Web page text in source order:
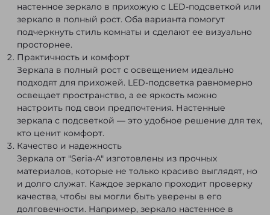
настенное зеркало в прихожую с LED-подсветкой или
зеркало в полный рост. Оба варианта помогут
подчеркнуть стиль комнаты и сделают ее визуально
просторнее.
Практичность и комфорт
Зеркала в полный рост с освещением идеально
подходят для прихожей. LED-подсветка равномерно
освещает пространство, а ее яркость можно
настроить под свои предпочтения. Настенные
зеркала с подсветкой — это удобное решение для тех,
кто ценит комфорт.
Качество и надежность
Зеркала от "Seria-A" изготовлены из прочных
материалов, которые не только красиво выглядят, но
и долго служат. Каждое зеркало проходит проверку
качества, чтобы вы могли быть уверены в его
долговечности. Например, зеркало настенное в